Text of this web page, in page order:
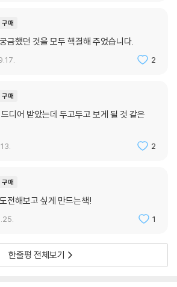
구매
금했던 것을 모두 핵결해 주었습니다.
2
구매
디어 받았는데 두고두고 보게 될 것 같은
2
구매
전해보고 싶게 만드는책!
1
한줄평 전체보기